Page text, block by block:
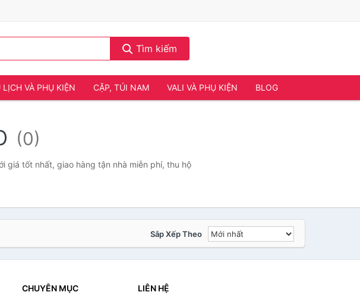
Tìm kiếm
VÀ PHỤ KIỆN CẶP, TÚI NAM VALI VÀ PHỤ KIỆN BLOG
(0)
giá tốt nhất, giao hàng tận nhà miễn phí, thu hộ
Sắp Xếp Theo
CHUYÊN MỤC LIÊN HỆ